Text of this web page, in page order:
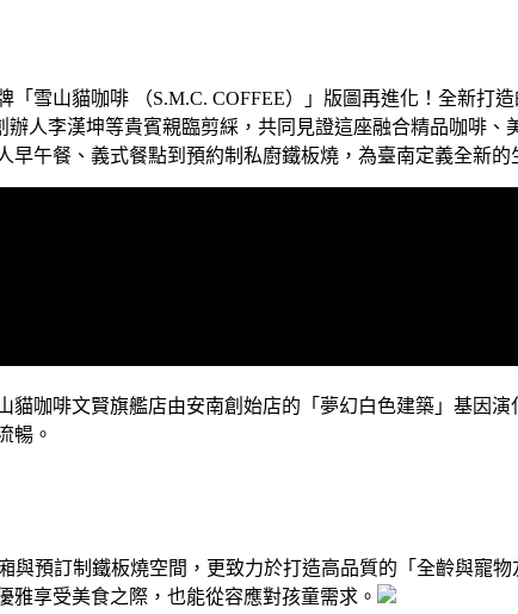
雪山貓咖啡 （S.M.C. COFFEE）」版圖再進化！全新打
人李漢坤等貴賓親臨剪綵，共同見證這座融合精品咖啡
午餐、義式餐點到預約制私廚鐵板燒，為臺南定義全新的
咖啡文賢旗艦店由安南創始店的「夢幻白色建築」基因
暢。
預訂制鐵板燒空間，更致力於打造高品質的「全齡與寵
享受美食之際，也能從容應對孩童需求。